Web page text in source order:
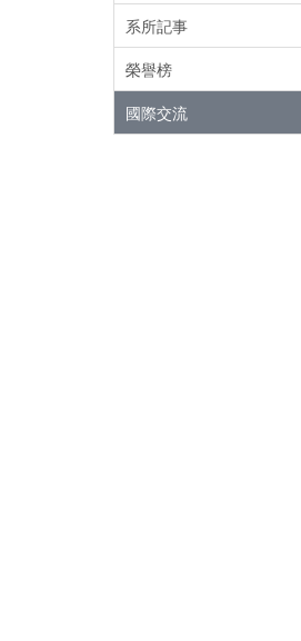
系所記事
榮譽榜
國際交流